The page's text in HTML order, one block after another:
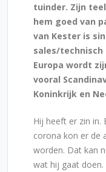
tuinder. Zijn
hem goed van
van Kester is
sales/technisch
Europa wordt
vooral
Koninkrijk en
Hij heeft er zin in.
corona kon er de
worden. Dat kan
wat hij gaat doen.